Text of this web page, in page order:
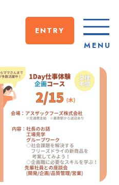
ENTRY
MENU
CLOSE